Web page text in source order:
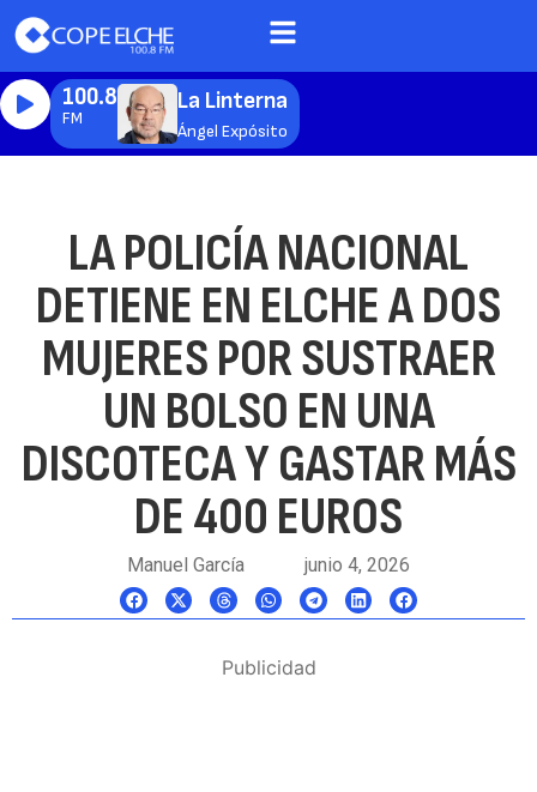
100.8
FM
La Linterna
Ángel Expósito
LA POLICÍA NACIONAL
DETIENE EN ELCHE A DOS
MUJERES POR SUSTRAER
UN BOLSO EN UNA
DISCOTECA Y GASTAR MÁS
DE 400 EUROS
Manuel García junio 4, 2026
Publicidad